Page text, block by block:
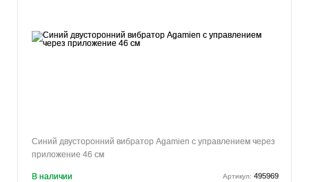
Синий двусторонний вибратор Agamien с управлением через
приложение 46 см
В наличии Артикул: 495969